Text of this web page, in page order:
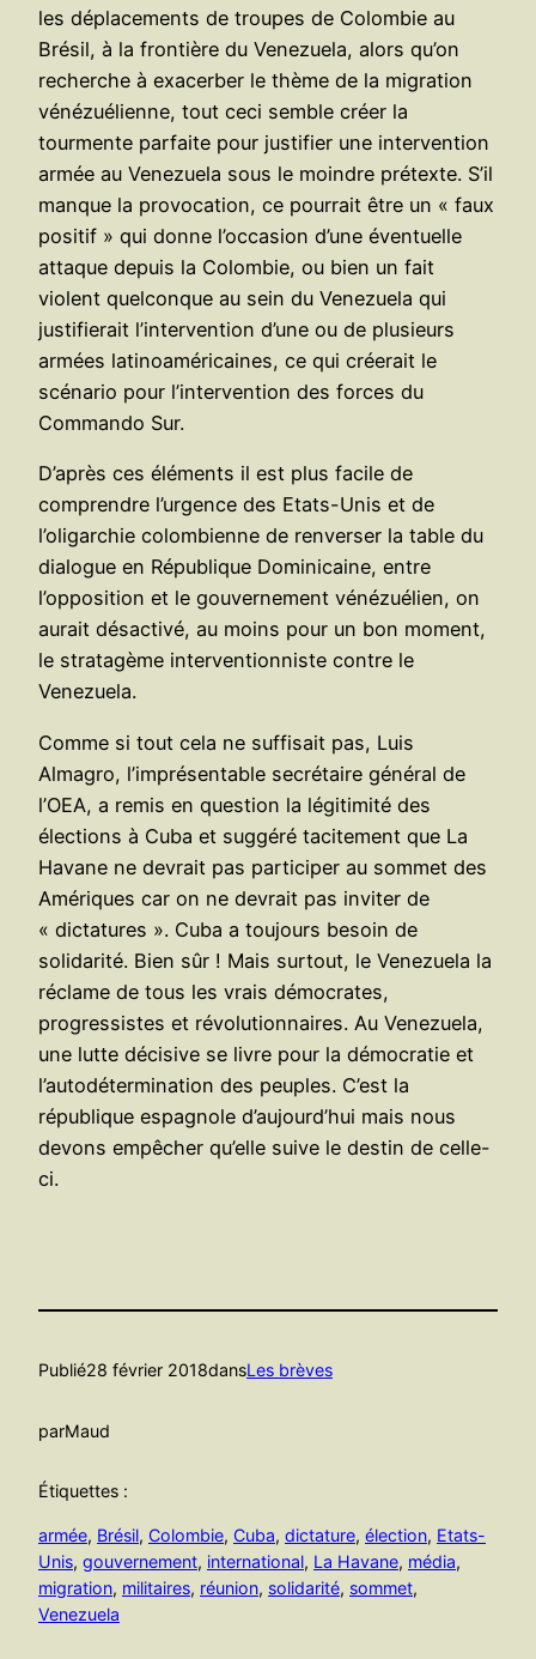
les déplacements de troupes de Colombie au
Brésil, à la frontière du Venezuela, alors qu’on
recherche à exacerber le thème de la migration
vénézuélienne, tout ceci semble créer la
tourmente parfaite pour justifier une intervention
armée au Venezuela sous le moindre prétexte. S’il
manque la provocation, ce pourrait être un « faux
positif » qui donne l’occasion d’une éventuelle
attaque depuis la Colombie, ou bien un fait
violent quelconque au sein du Venezuela qui
justifierait l’intervention d’une ou de plusieurs
armées latinoaméricaines, ce qui créerait le
scénario pour l’intervention des forces du
Commando Sur.
D’après ces éléments il est plus facile de
comprendre l’urgence des Etats-Unis et de
l’oligarchie colombienne de renverser la table du
dialogue en République Dominicaine, entre
l’opposition et le gouvernement vénézuélien, on
aurait désactivé, au moins pour un bon moment,
le stratagème interventionniste contre le
Venezuela.
Comme si tout cela ne suffisait pas, Luis
Almagro, l’imprésentable secrétaire général de
l’OEA, a remis en question la légitimité des
élections à Cuba et suggéré tacitement que La
Havane ne devrait pas participer au sommet des
Amériques car on ne devrait pas inviter de
« dictatures ». Cuba a toujours besoin de
solidarité. Bien sûr ! Mais surtout, le Venezuela la
réclame de tous les vrais démocrates,
progressistes et révolutionnaires. Au Venezuela,
une lutte décisive se livre pour la démocratie et
l’autodétermination des peuples. C’est la
république espagnole d’aujourd’hui mais nous
devons empêcher qu’elle suive le destin de celle-
ci.
Publié28 février 2018dansLes brèves
parMaud
Étiquettes :
armée, Brésil, Colombie, Cuba, dictature, élection, Etats-
Unis, gouvernement, international, La Havane, média
migration, militaires, réunion, solidarité, sommet
Venezuela